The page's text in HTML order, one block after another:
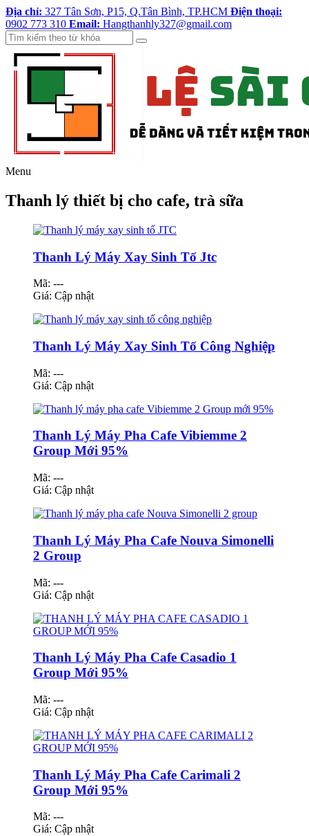
Địa chỉ: 327 Tân Sơn, P15, Q.Tân Bình, TP.HCM Điện thoại:
0902 773 310 Email: Hangthanhly327@gmail.com
Menu
Thanh lý thiết bị cho cafe, trà sữa
Thanh Lý Máy Xay Sinh Tố Jtc
Mã: ---
Giá: Cập nhật
Thanh Lý Máy Xay Sinh Tố Công Nghiệp
Mã: ---
Giá: Cập nhật
Thanh Lý Máy Pha Cafe Vibiemme 2
Group Mới 95%
Mã: ---
Giá: Cập nhật
Thanh Lý Máy Pha Cafe Nouva Simonelli
2 Group
Mã: ---
Giá: Cập nhật
Thanh Lý Máy Pha Cafe Casadio 1
Group Mới 95%
Mã: ---
Giá: Cập nhật
Thanh Lý Máy Pha Cafe Carimali 2
Group Mới 95%
Mã: ---
Giá: Cập nhật